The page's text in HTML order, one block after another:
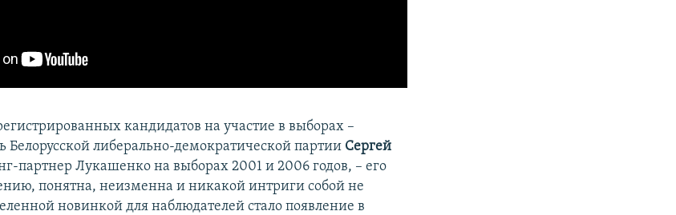
кандидатов на участие в выборах –
Белорусской либерально-демократической партии Сергей
партнер Лукашенко на выборах 2001 и 2006 годов, – его
понятна, неизменна и никакой интриги собой не
новинкой для наблюдателей стало появление в